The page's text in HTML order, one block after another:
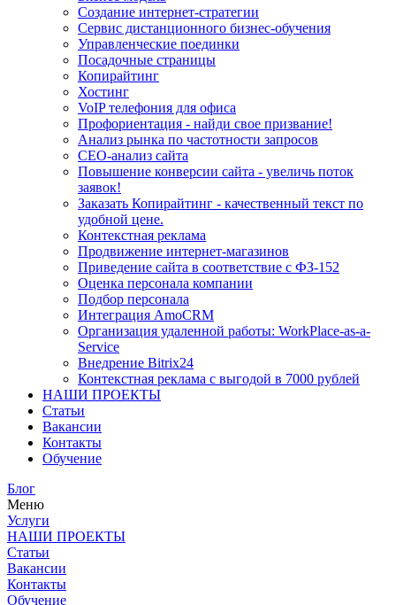
Создание интернет-стратегии
Сервис дистанционного бизнес-обучения
Управленческие поединки
Посадочные страницы
Копирайтинг
Хостинг
VoIP телефония для офиса
Профориентация - найди свое призвание!
Анализ рынка по частотности запросов
СЕО-анализ сайта
Повышение конверсии сайта - увеличь поток
заявок!
Заказать Копирайтинг - качественный текст по
удобной цене.
Контекстная реклама
Продвижение интернет-магазинов
Приведение сайта в соответствие с ФЗ-152
Оценка персонала компании
Подбор персонала
Интеграция AmoCRM
Организация удаленной работы: WorkPlace-as-a-
Service
Внедрение Bitrix24
Контекстная реклама с выгодой в 7000 рублей
НАШИ ПРОЕКТЫ
Статьи
Вакансии
Контакты
Обучение
Блог
Меню
Услуги
НАШИ ПРОЕКТЫ
Статьи
Вакансии
Контакты
Обучение